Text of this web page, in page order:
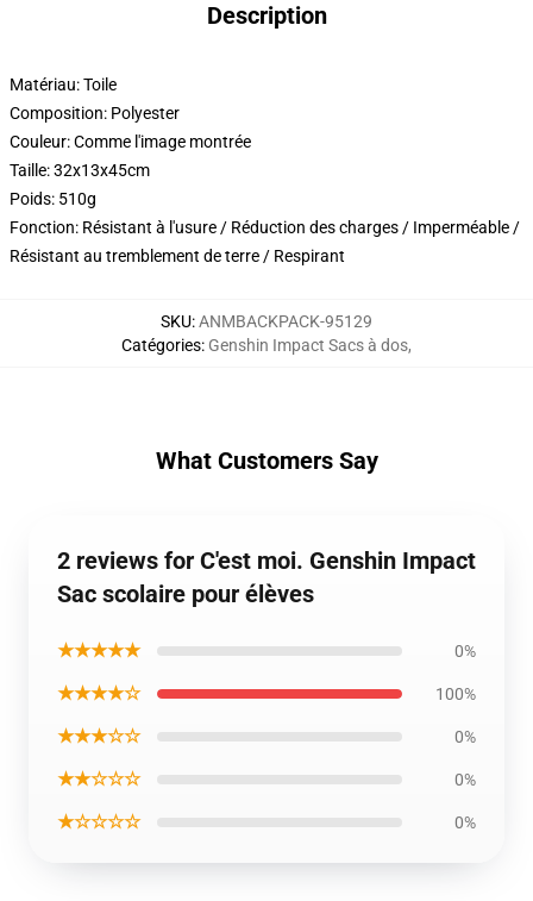
Description
Matériau: Toile
Composition: Polyester
Couleur: Comme l'image montrée
Taille: 32x13x45cm
Poids: 510g
Fonction: Résistant à l'usure / Réduction des charges / Imperméable /
Résistant au tremblement de terre / Respirant
SKU:ANMBACKPACK-95129
Catégories: Genshin Impact Sacs à dos,
What Customers Say
2 reviews for C'est moi. Genshin Impact
Sac scolaire pour élèves
★★★★★ 0%
★★★★☆ 100%
★★★☆☆ 0%
★★☆☆☆ 0%
★☆☆☆☆ 0%